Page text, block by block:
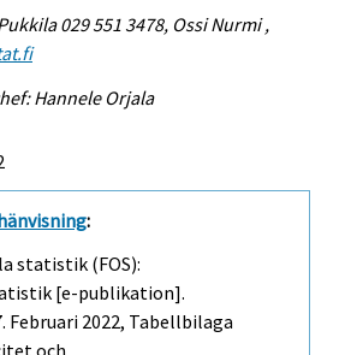
029 551 3478, Ossi Nurmi ,
Hannele Orjala
:
statistik (FOS):
[e-publikation].
Februari 2022, Tabellbilaga